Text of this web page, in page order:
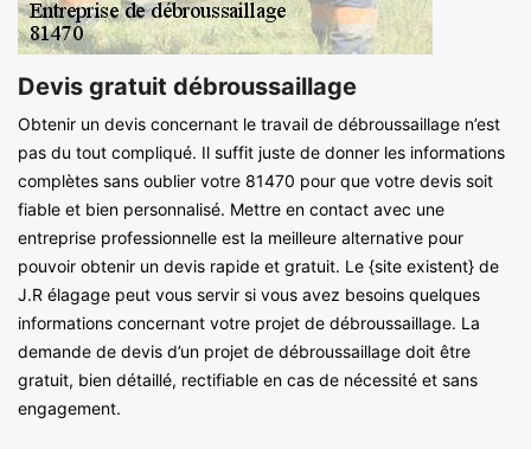
Devis gratuit débroussaillage
Obtenir un devis concernant le travail de débroussaillage n’est
pas du tout compliqué. Il suffit juste de donner les informations
complètes sans oublier votre 81470 pour que votre devis soit
fiable et bien personnalisé. Mettre en contact avec une
entreprise professionnelle est la meilleure alternative pour
pouvoir obtenir un devis rapide et gratuit. Le {site existent} de
J.R élagage peut vous servir si vous avez besoins quelques
informations concernant votre projet de débroussaillage. La
demande de devis d’un projet de débroussaillage doit être
gratuit, bien détaillé, rectifiable en cas de nécessité et sans
engagement.